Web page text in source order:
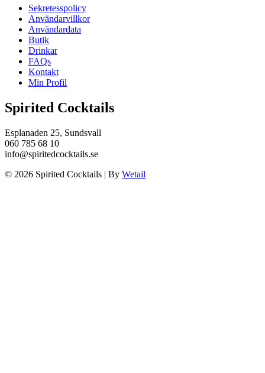
Sekretesspolicy
Användarvillkor
Användardata
Butik
Drinkar
FAQs
Kontakt
Min Profil
Spirited Cocktails
Esplanaden 25, Sundsvall
060 785 68 10
info@spiritedcocktails.se
© 2026 Spirited Cocktails | By Wetail